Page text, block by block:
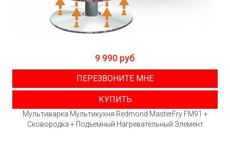
9 990 руб
ПЕРЕЗВОНИТЕ МНЕ
КУПИТЬ
Мультиварка Мультикухня Redmond MasterFry FM91 +
Сковородка + Подъемный Нагревательный Элемент